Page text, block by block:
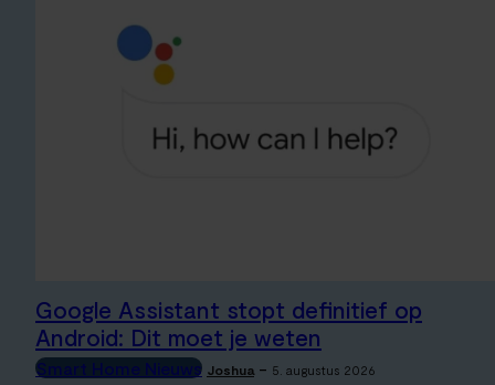
Google Assistant stopt definitief op
Android: Dit moet je weten
Smart Home Nieuws Joshua - 5. augustus 2026